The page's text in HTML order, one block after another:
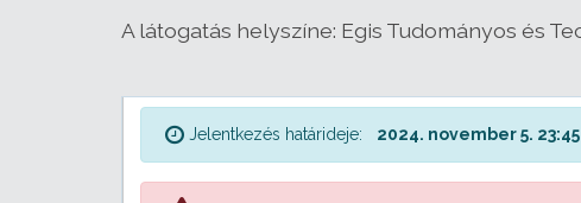
A látogatás helyszíne: Egis Tudományos és
Jelentkezés határideje: 2024. november 5. 23:45